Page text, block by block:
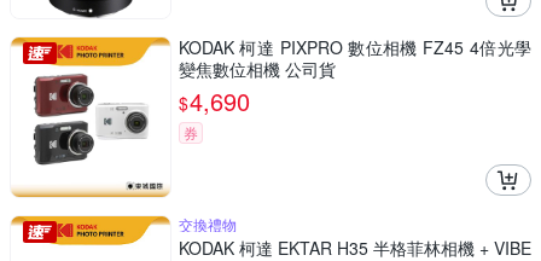
KODAK 柯達 PIXPRO 數位相機 FZ45 4倍光學
變焦數位相機 公司貨
$4,690
券
交換禮物
KODAK 柯達 EKTAR H35 半格菲林相機 + VIBE